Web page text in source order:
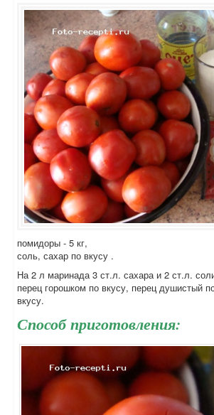
помидоры - 5 кг,
соль, сахар по вкусу .
На 2 л маринада 3 ст.л. сахара и 2 ст.л.
перец горошком по вкусу, перец душистый
вкусу.
Способ приготовления: